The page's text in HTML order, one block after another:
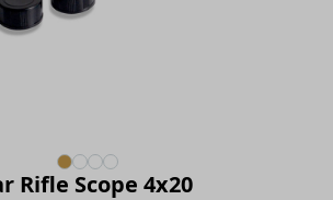
Rifle Scope 4x20